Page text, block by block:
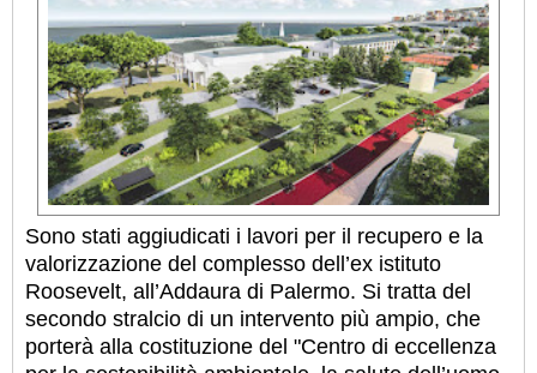
Sono stati aggiudicati i lavori per il recupero e la
valorizzazione del complesso dell’ex istituto
Roosevelt, all’Addaura di Palermo. Si tratta del
secondo stralcio di un intervento più ampio, che
porterà alla costituzione del "Centro di eccellenza